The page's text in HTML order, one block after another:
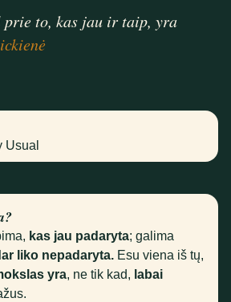
prie to, kas jau ir taip, yra
Usual
kas jau padaryta; galima
liko nepadaryta. Esu viena iš tų,
yra, ne tik kad, labai